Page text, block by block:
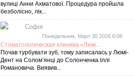
вулиці Анни Ахматової. Процедура пройшла
безболісно, лік...
Софія
Понедельник, Март 30 2026 6:08
Стоматологическая клиника «Люм...
Почав турбувати зуб, тому записалась у Люмі-
Дент на Соломʼянці до Солонченка Іллі
Романовича. Виявив...